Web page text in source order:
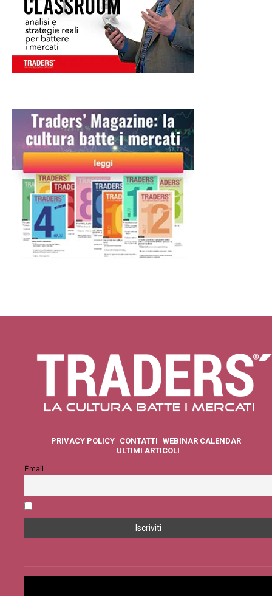
PRIVACY POLICY CONTATTI WEBINAR CALENDAR
ULTIMI ARTICOLI
Email